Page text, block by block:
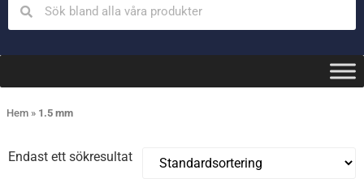
Hem » 1.5 mm
Endast ett sökresultat